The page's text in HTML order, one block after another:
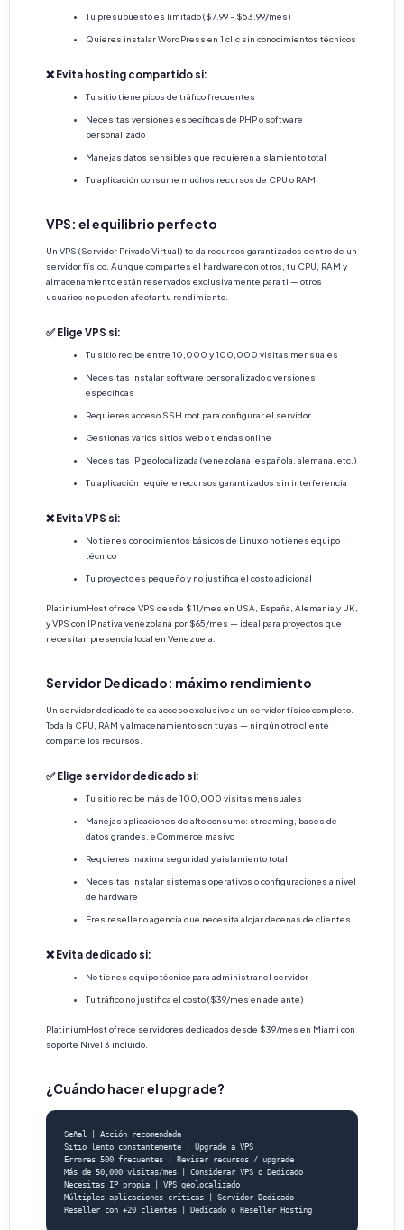
Tu presupuesto es limitado ($7.99 - $53.99/mes)
Quieres instalar WordPress en 1 clic sin conocimientos técnicos
❌ Evita hosting compartido si:
Tu sitio tiene picos de tráfico frecuentes
Necesitas versiones específicas de PHP o software
personalizado
Manejas datos sensibles que requieren aislamiento total
Tu aplicación consume muchos recursos de CPU o RAM
VPS: el equilibrio perfecto
Un VPS (Servidor Privado Virtual) te da recursos garantizados dentro de un
servidor físico. Aunque compartes el hardware con otros, tu CPU, RAM y
almacenamiento están reservados exclusivamente para ti — otros
usuarios no pueden afectar tu rendimiento.
✅ Elige VPS si:
Tu sitio recibe entre 10,000 y 100,000 visitas mensuales
Necesitas instalar software personalizado o versiones
específicas
Requieres acceso SSH root para configurar el servidor
Gestionas varios sitios web o tiendas online
Necesitas IP geolocalizada (venezolana, española, alemana, etc.)
Tu aplicación requiere recursos garantizados sin interferencia
❌ Evita VPS si:
No tienes conocimientos básicos de Linux o no tienes equipo
técnico
Tu proyecto es pequeño y no justifica el costo adicional
PlatiniumHost ofrece VPS desde $11/mes en USA, España, Alemania y UK,
y VPS con IP nativa venezolana por $65/mes — ideal para proyectos que
necesitan presencia local en Venezuela.
Servidor Dedicado: máximo rendimiento
Un servidor dedicado te da acceso exclusivo a un servidor físico completo.
Toda la CPU, RAM y almacenamiento son tuyas — ningún otro cliente
comparte los recursos.
✅ Elige servidor dedicado si:
Tu sitio recibe más de 100,000 visitas mensuales
Manejas aplicaciones de alto consumo: streaming, bases de
datos grandes, eCommerce masivo
Requieres máxima seguridad y aislamiento total
Necesitas instalar sistemas operativos o configuraciones a nivel
de hardware
Eres reseller o agencia que necesita alojar decenas de clientes
❌ Evita dedicado si:
No tienes equipo técnico para administrar el servidor
Tu tráfico no justifica el costo ($39/mes en adelante)
PlatiniumHost ofrece servidores dedicados desde $39/mes en Miami con
soporte Nivel 3 incluido.
¿Cuándo hacer el upgrade?
Señal | Acción recomendada
Sitio lento constantemente | Upgrade a VPS
Errores 500 frecuentes | Revisar recursos / upgrade
Más de 50,000 visitas/mes | Considerar VPS o Dedicado
Necesitas IP propia | VPS geolocalizado
Múltiples aplicaciones críticas | Servidor Dedicado
Reseller con +20 clientes | Dedicado o Reseller Hosting